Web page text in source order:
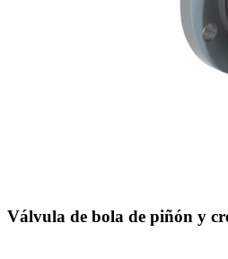
Válvula de bola de piñón y